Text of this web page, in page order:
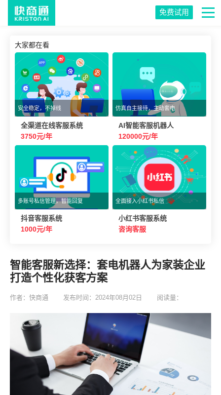
免费试用
大家都在看
安全稳定，不掉线
全渠道在线客服系统
3750元/年
仿真自主接待，主动套电
AI智能客服机器人
120000元/年
多账号私信管理，智能回复
抖音客服系统
1000元/年
全面接入小红书私信
小红书客服系统
咨询客服
智能客服新选择：套电机器人为家装企业
打造个性化获客方案
作者：快商通 发布时间：2024年08月02日 阅读量：